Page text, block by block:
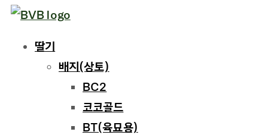
Skip
content
딸기
배지(상토)
BC2
코코골드
BT(육묘용)